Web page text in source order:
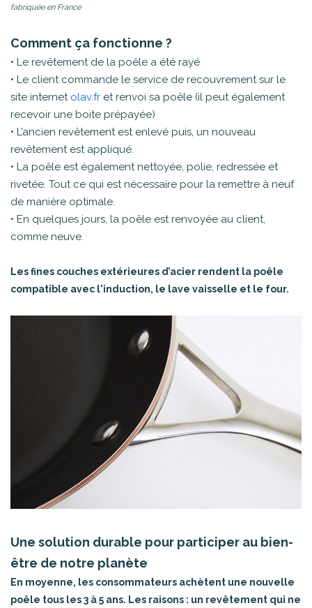
fabriquée en France
Comment ça fonctionne ?
• Le revêtement de la poêle a été rayé
• Le client commande le service de recouvrement sur le
site internet olav.fr et renvoi sa poêle (il peut également
recevoir une boite prépayée)
• L’ancien revêtement est enlevé puis, un nouveau
revêtement est appliqué.
• La poêle est également nettoyée, polie, redressée et
rivetée. Tout ce qui est nécessaire pour la remettre à neuf
de manière optimale.
• En quelques jours, la poêle est renvoyée au client,
comme neuve.
Les fines couches extérieures d’acier rendent la poêle
compatible avec l'induction, le lave vaisselle et le four.
Une solution durable pour participer au bien-
être de notre planète
En moyenne, les consommateurs achètent une nouvelle
poêle tous les 3 à 5 ans. Les raisons : un revêtement qui ne